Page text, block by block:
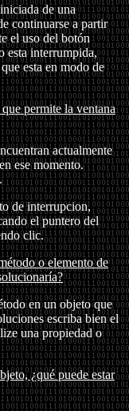
de una
continuarse a partir
el uso del botón
esta interrumpida,
esta en modo de
permite la ventana
actualmente
ese momento.
de interrupcion,
el puntero del
clic.
o elemento de
en un objeto que
escriba bien el
una propiedad o
¿qué puede estar